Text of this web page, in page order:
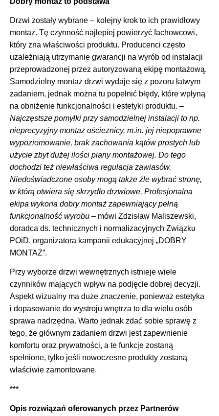
Drzwi zostały wybrane – kolejny krok to ich prawidłowy
montaż. Tę czynność najlepiej powierzyć fachowcowi,
który zna właściwości produktu. Producenci często
uzależniają utrzymanie gwarancji na wyrób od instalacji
przeprowadzonej przez autoryzowaną ekipę montażową.
Samodzielny montaż drzwi wydaje się z pozoru łatwym
zadaniem, jednak można tu popełnić błędy, które wpłyną
na obniżenie funkcjonalności i estetyki produktu. –
Najczęstsze pomyłki przy samodzielnej instalacji to np.
nieprecyzyjny montaż ościeżnicy, m.in. jej niepoprawne
wypoziomowanie, brak zachowania kątów prostych lub
użycie zbyt dużej ilości piany montażowej. Do tego
dochodzi też niewłaściwa regulacja zawiasów.
Niedoświadczone osoby mogą także źle wybrać stronę,
w którą otwiera się skrzydło drzwiowe. Profesjonalna
ekipa wykona dobry montaż zapewniający pełną
funkcjonalność wyrobu – mówi Zdzisław Maliszewski,
doradca ds. technicznych i normalizacyjnych Związku
POiD, organizatora kampanii edukacyjnej „DOBRY
MONTAŻ”.
Przy wyborze drzwi wewnętrznych istnieje wiele
czynników mających wpływ na podjęcie dobrej decyzji.
Aspekt wizualny ma duże znaczenie, ponieważ estetyka
i dopasowanie do wystroju wnętrza to dla wielu osób
sprawa nadrzędna. Warto jednak zdać sobie sprawę z
tego, że głównym zadaniem drzwi jest zapewnienie
komfortu oraz prywatności, a te funkcje zostaną
spełnione, tylko jeśli nowoczesne produkty zostaną
właściwie zamontowane.
***
Opis rozwiązań oferowanych przez Partnerów